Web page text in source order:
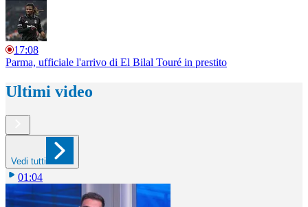
17:08
Parma, ufficiale l'arrivo di El Bilal Touré in prestito
Ultimi video
Vedi tutti
01:04